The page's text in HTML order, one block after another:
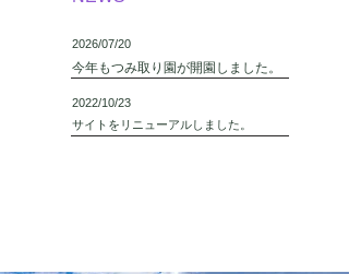
2026/07/20
2022/10/23
サイトをリニューアルしました。
今年もつみ取り園が開園しました。